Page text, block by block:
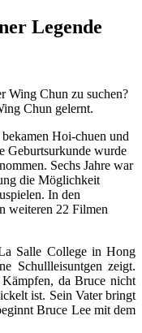
Legende
Wing Chun zu suchen?
Chun gelernt.
Hoi-chuen und
Geburtsurkunde wurde
Sechs Jahre war
die Möglichkeit
In den
weiteren 22 Filmen
Salle College in Hong
Schullleisuntgen zeigt.
da Bruce nicht
ist. Sein Vater bringt
Bruce Lee mit dem